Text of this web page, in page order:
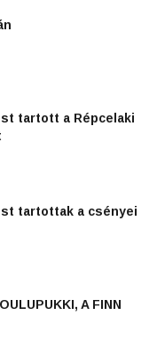
tartott a Répcelaki
tartottak a csényei
A FINN